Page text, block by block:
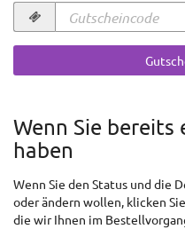
Gutscheincode
erforderlich
Wenn Sie
haben
Wenn Sie den Status und die
oder ändern wollen, klicken
die wir Ihnen im